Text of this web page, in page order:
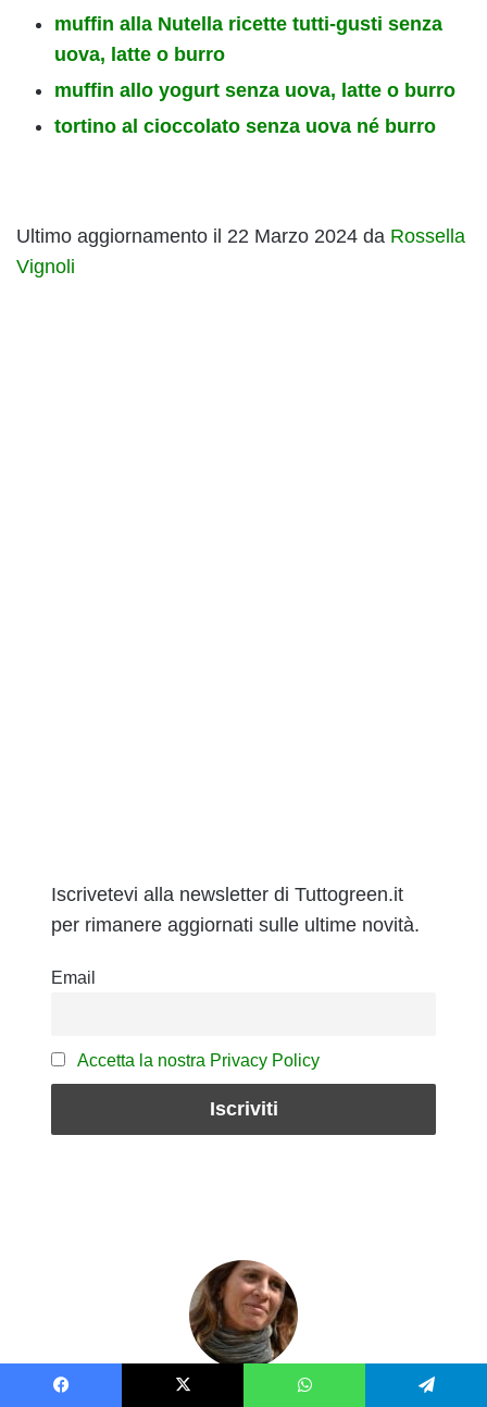
muffin alla Nutella ricette tutti-gusti senza
uova, latte o burro
muffin allo yogurt senza uova, latte o burro
tortino al cioccolato senza uova né burro
Ultimo aggiornamento il 22 Marzo 2024 da Rossella
Vignoli
Iscrivetevi alla newsletter di Tuttogreen.it
per rimanere aggiornati sulle ultime novità.
Email
Accetta la nostra Privacy Policy
Giovanna Ferraresi